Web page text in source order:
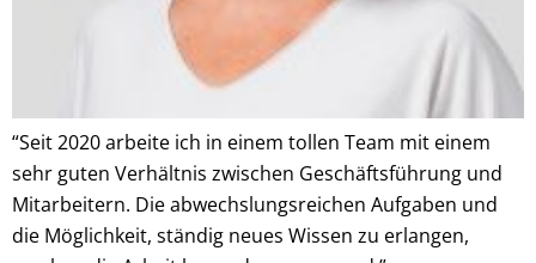
“Seit 2020 arbeite ich in einem tollen Team mit einem
sehr guten Verhältnis zwischen Geschäftsführung und
Mitarbeitern. Die abwechslungsreichen Aufgaben und
die Möglichkeit, ständig neues Wissen zu erlangen,